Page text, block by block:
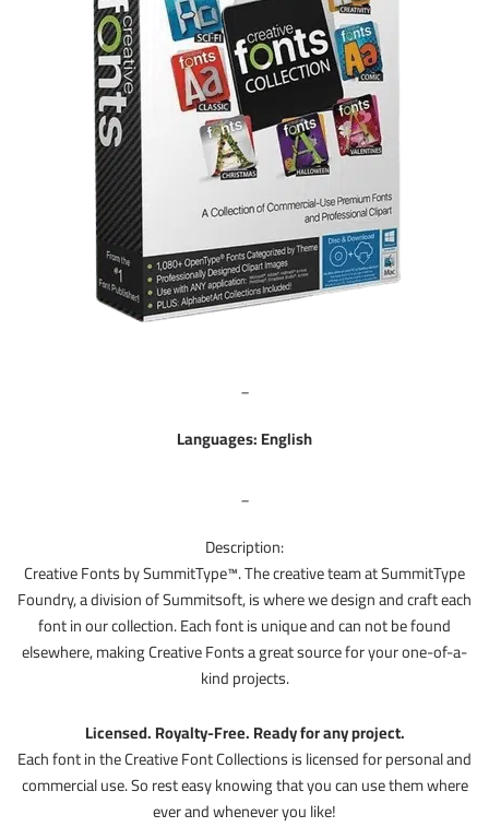
_
Languages: English
_
Description:
Creative Fonts by SummitType™. The creative team at SummitType
Foundry, a division of Summitsoft, is where we design and craft each
font in our collection. Each font is unique and can not be found
elsewhere, making Creative Fonts a great source for your one-of-a-
kind projects.
Licensed. Royalty-Free. Ready for any project.
Each font in the Creative Font Collections is licensed for personal and
commercial use. So rest easy knowing that you can use them where
ever and whenever you like!